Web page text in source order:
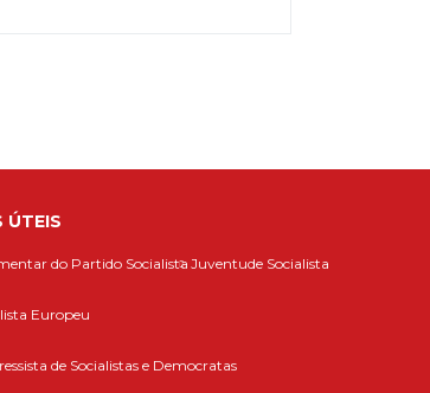
ÚTEIS
do Partido Socialista Juventude Socialista
Europeu
de Socialistas e Democratas